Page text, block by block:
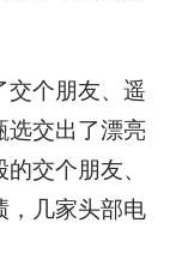
交个朋友、遥
选交出了漂亮
交个朋友、
，几家头部电